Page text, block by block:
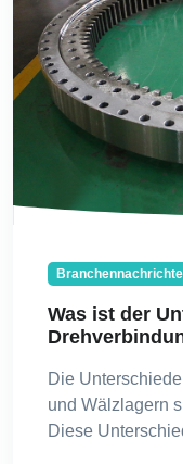
Was ist der
Die
und Wälzlagern
Diese